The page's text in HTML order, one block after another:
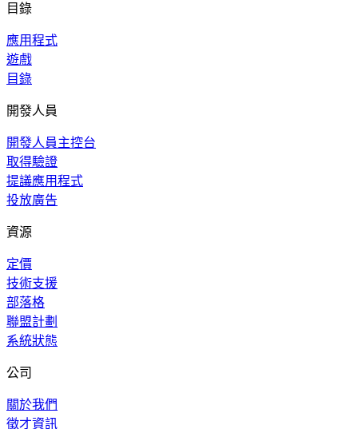
目錄
應用程式
遊戲
目錄
開發人員
開發人員主控台
取得驗證
提議應用程式
投放廣告
資源
定價
技術支援
部落格
聯盟計劃
系統狀態
公司
關於我們
徵才資訊